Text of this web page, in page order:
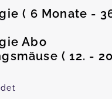
( 6 Monate -
Abo
( 12. -